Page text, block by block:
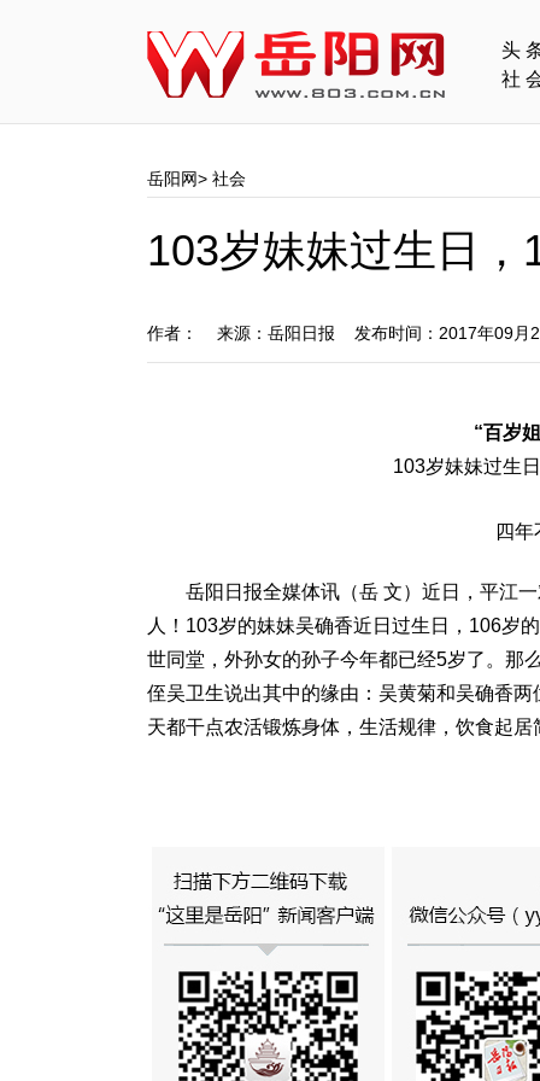
头
社
岳阳网> 社会
103岁妹妹过生日
作者： 来源：岳阳日报 发布时间：2017年09月
“百岁
103岁妹妹过生
四
岳阳日报全媒体讯（岳 文）近日，平江
人！103岁的妹妹吴确香近日过生日，106岁
世同堂，外孙女的孙子今年都已经5岁了。那
侄吴卫生说出其中的缘由：吴黄菊和吴确香
天都干点农活锻炼身体，生活规律，饮食起居